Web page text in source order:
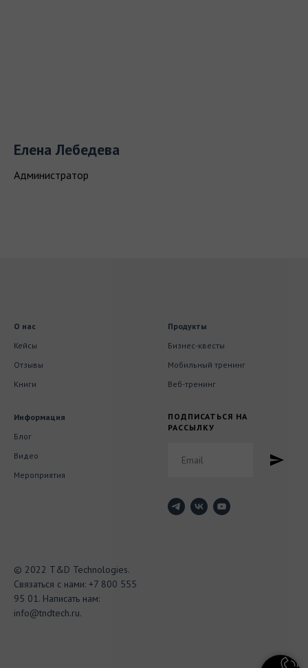
Елена Лебедева
Администратор
О нас
Кейсы
Отзывы
Книги
Продукты
Бизнес-квесты
Мобильный тренинг
Веб-тренинг
Информация
Блог
Видео
Мероприятия
ПОДПИСАТЬСЯ НА
РАССЫЛКУ
© 2022 T&D Technologies.
Связаться с нами: +7 800 555
95 01. Написать нам:
info@tndtech.ru.